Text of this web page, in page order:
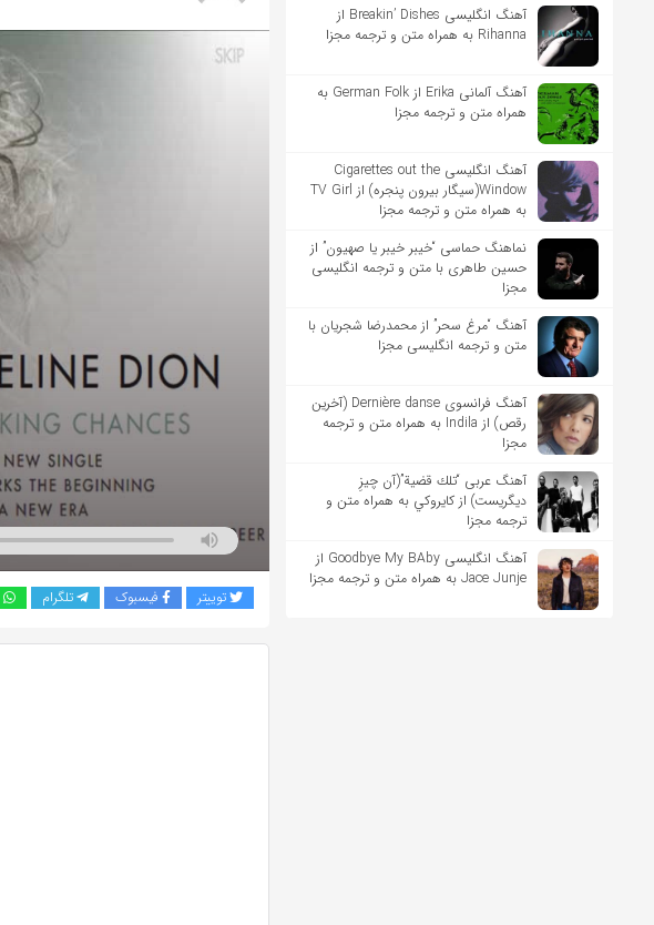
آهنگ انگلیسی Breakin’ Dishes از
Rihanna به همراه متن و ترجمه مجزا
آهنگ آلمانی Erika از German Folk به
همراه متن و ترجمه مجزا
آهنگ انگلیسی Cigarettes out the
Window(سیگار بیرون پنجره) از TV Girl
به همراه متن و ترجمه مجزا
نماهنگ حماسی “خیبر خیبر یا صهیون” از
حسین طاهری با متن و ترجمه انگلیسی
مجزا
آهنگ “مرغ سحر” از محمدرضا شجریان با
متن و ترجمه انگلیسی مجزا
آهنگ فرانسوی Dernière danse (آخرین
رقص) از Indila به همراه متن و ترجمه
مجزا
آهنگ عربی “تلك قضية”(آن چیزِ
دیگریست) از كايروكي به همراه متن و
ترجمه مجزا
آهنگ انگلیسی Goodbye My BAby از
Jace Junje به همراه متن و ترجمه مجزا
توییتر فیسبوک تلگرام